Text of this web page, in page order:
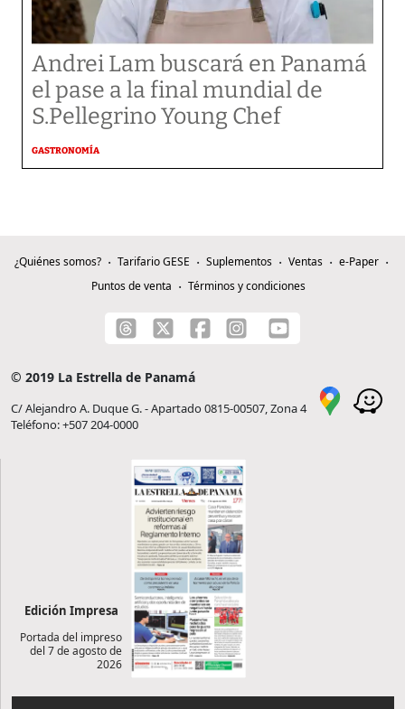
Andrei Lam buscará en Panamá
el pase a la final mundial de
S.Pellegrino Young Chef
GASTRONOMÍA
¿Quiénes somos? Tarifario GESE Suplementos Ventas
e-Paper
Puntos de venta
Términos y condiciones
© 2019 La Estrella de Panamá
C/ Alejandro A. Duque G. - Apartado 0815-00507, Zona 4
Teléfono: +507 204-0000
Edición Impresa
Portada del impreso
del 7 de agosto de
2026